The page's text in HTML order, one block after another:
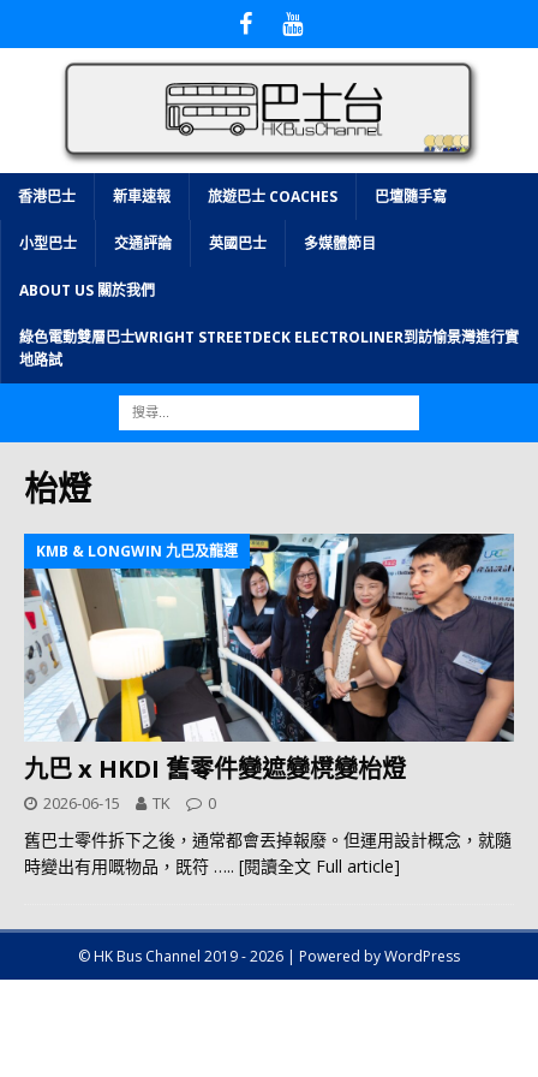
香港巴士 新車速報 旅遊巴士 COACHES 巴壇隨手寫
小型巴士 交通評論 英國巴士 多媒體節目
ABOUT US 關於我們
綠色電動雙層巴士WRIGHT STREETDECK ELECTROLINER到訪愉景灣進行實
地路試
枱燈
KMB & LONGWIN 九巴及龍運
九巴 x HKDI 舊零件變遮變櫈變枱燈
2026-06-15 TK 0
舊巴士零件拆下之後，通常都會丟掉報廢。但運用設計概念，就隨
時變出有用嘅物品，既符 ….. [閱讀全文 Full article]
© HK Bus Channel 2019 - 2026 | Powered by WordPress